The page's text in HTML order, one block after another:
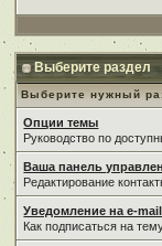
Выберите раздел
Выберите нужный
Опции темы
Руководство по
Ваша панель
Редактирование
Уведомление на e-
Как подписаться на